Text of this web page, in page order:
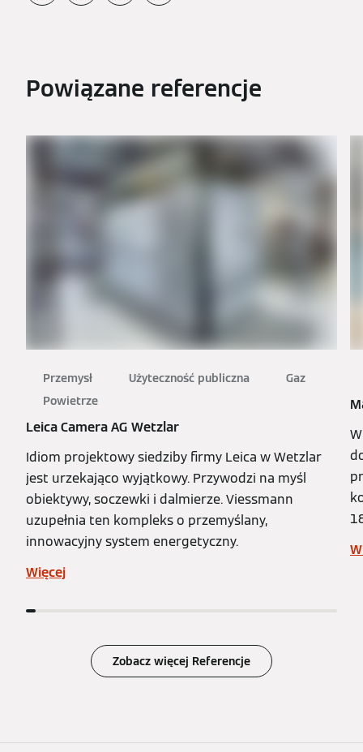
Powiązane referencje
Przemysł Użyteczność publiczna
Gaz
Powietrze
Leica Camera AG Wetzlar
Idiom projektowy siedziby firmy Leica w Wetzlar
jest urzekająco wyjątkowy. Przywodzi na myśl
obiektywy, soczewki i dalmierze. Viessmann
uzupełnia ten kompleks o przemyślany,
innowacyjny system energetyczny.
Więcej
Zobacz więcej Referencje